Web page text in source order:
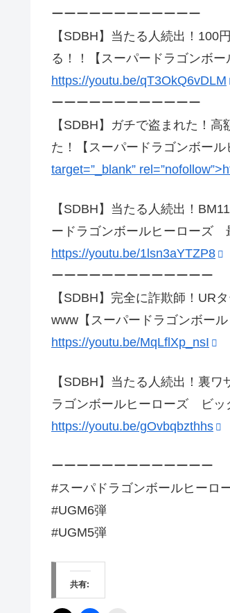
ーーーーーーーーーーーー
【SDBH】当たる人続出！100
る！！【スーパードラゴンボ
https://youtu.be/qT3OkQ6vDLM
ーーーーーーーーーーーー
【SDBH】ガチで盗まれた！
た！【スーパードラゴンボー
target=”_blank”
【SDBH】当たる人続出！
ードラゴンボールヒーローズ
https://youtu.be/1lsn3aYTZP8
ーーーーーーーーーーーーー
【SDBH】完全に詐欺師！UR
www【スーパードラゴンボー
https://youtu.be/MqLflXp_nsI
【SDBH】当たる人続出！裏
ラゴンボールヒーローズ ビッ
https://youtu.be/gOvbqbzthhs
ーーーーーーーーーーーーー
#スーパドラゴンボールヒーロ
#UGM6弾
#UGM5弾
共有: